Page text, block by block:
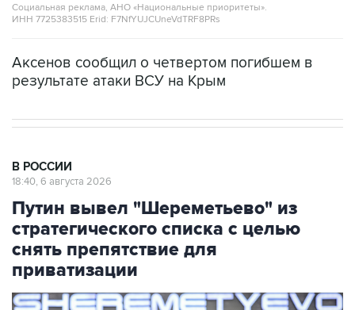
Социальная реклама, АНО «Национальные приоритеты».
ИНН 7725383515 Erid: F7NfYUJCUneVdTRF8PRs
Аксенов сообщил о четвертом погибшем в
результате атаки ВСУ на Крым
В РОССИИ
18:40, 6 августа 2026
Путин вывел "Шереметьево" из
стратегического списка с целью
снять препятствие для
приватизации